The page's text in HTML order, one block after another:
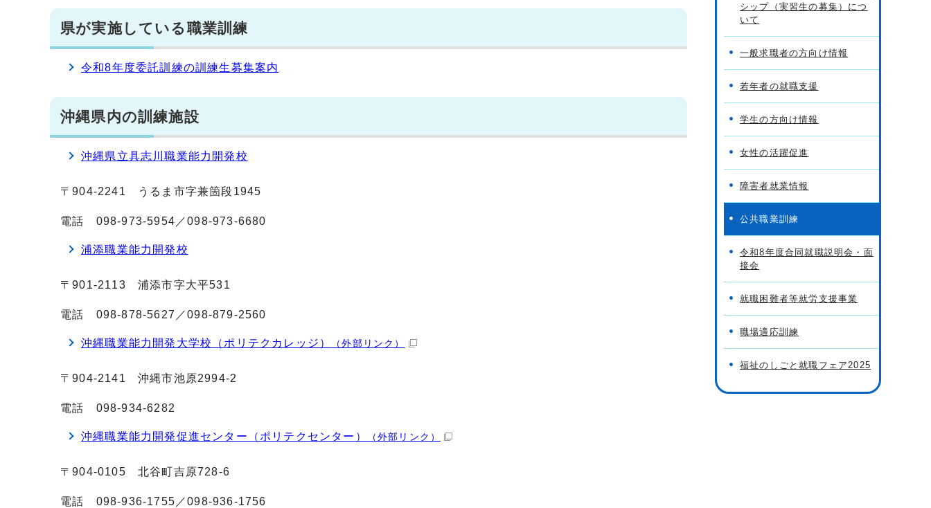
県が実施している職業訓練
令和8年度委託訓練の訓練生募集案内
沖縄県内の訓練施設
沖縄県立具志川職業能力開発校
〒904-2241 うるま市字兼箇段1945
電話 098-973-5954／098-973-6680
浦添職業能力開発校
〒901-2113 浦添市字大平531
電話 098-878-5627／098-879-2560
沖縄職業能力開発大学校（ポリテクカレッジ） （外部リンク）
〒904-2141 沖縄市池原2994-2
電話 098-934-6282
沖縄職業能力開発促進センター（ポリテクセンター） （外部リンク）
〒904-0105 北谷町吉原728-6
電話 098-936-1755／098-936-1756
シップ（実習生の募集）につ
いて
一般求職者の方向け情報
若年者の就職支援
学生の方向け情報
女性の活躍促進
障害者就業情報
公共職業訓練
令和8年度合同就職説明会・面
接会
就職困難者等就労支援事業
職場適応訓練
福祉のしごと就職フェア2025